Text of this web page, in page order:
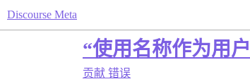
Discourse Meta
“使用名称作为用
贡献 错误